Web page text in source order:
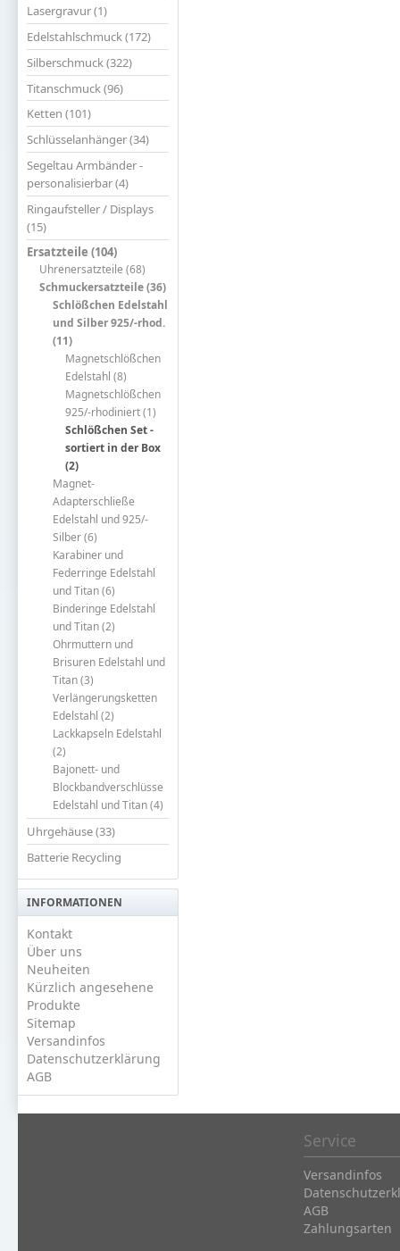
Lasergravur (1)
Edelstahlschmuck (172)
Silberschmuck (322)
Titanschmuck (96)
Ketten (101)
Schlüsselanhänger (34)
Segeltau Armbänder -
personalisierbar (4)
Ringaufsteller / Displays
(15)
Ersatzteile (104)
Uhrenersatzteile (68)
Schmuckersatzteile (36)
Schlößchen Edelstahl
und Silber 925/-rhod.
(11)
Magnetschlößchen
Edelstahl (8)
Magnetschlößchen
925/-rhodiniert (1)
Schlößchen Set -
sortiert in der Box
(2)
Magnet-
Adapterschließe
Edelstahl und 925/-
Silber (6)
Karabiner und
Federringe Edelstahl
und Titan (6)
Binderinge Edelstahl
und Titan (2)
Ohrmuttern und
Brisuren Edelstahl und
Titan (3)
Verlängerungsketten
Edelstahl (2)
Lackkapseln Edelstahl
(2)
Bajonett- und
Blockbandverschlüsse
Edelstahl und Titan (4)
Uhrgehäuse (33)
Batterie Recycling
INFORMATIONEN
Kontakt
Über uns
Neuheiten
Kürzlich angesehene
Produkte
Sitemap
Versandinfos
Datenschutzerklärung
AGB
Service
Versandinfos
AGB
Zahlungsarten